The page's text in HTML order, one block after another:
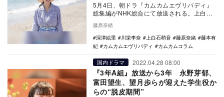
5月4日、朝ドラ『カムカムエヴリバディ』
総集編がNHK総合にて放送される。上白石
萌音演じる安子、深津絵里演じるるい、川
栄李奈演じ…
藤原奈緒
深津絵里
川栄李奈 上白石萌音 藤原奈緒
藤本有
紀
カムカムエヴリバディ カムカムコラム
国内ドラマ 2022.04.28 08:00
『3年A組』放送から3年 永野芽郁、
富田望生、望月歩らが迎えた学生役か
らの“脱皮期間”